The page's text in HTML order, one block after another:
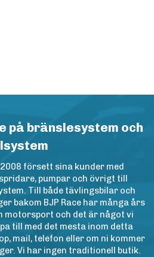
på bränslesystem och
2008 försett sina kunder med
pumpar och övrigt till
Till både tävlingsbilar och
bakom BJP Race har många års
motorsport och det är något vi
till med det mesta inom detta
mail, telefon eller om ni kommer
Vi har ingen traditionell butik.